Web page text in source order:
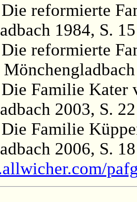
reformierte
1984, S. 15
reformierte
Familie Kater
2003, S.
Familie
2006, S. 18